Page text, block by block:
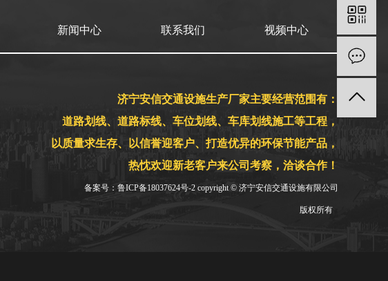
新闻中心 联系我们 视频中心
济宁安信交通设施生产厂家主要经营范围有：
道路划线、道路标线、车位划线、车库划线施工等工程，
以质量求生存、以信誉迎客户、打造优异的环保节能产品，
热忱欢迎新老客户来公司考察，洽谈合作！
备案号： 鲁ICP备18037624号-2 copyright © 济宁安信交通设施有限公司
版权所有